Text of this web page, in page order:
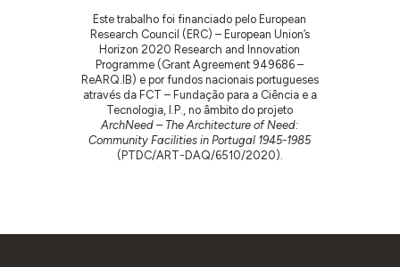
Este trabalho foi financiado pelo European
Research Council (ERC) – European Union’s
Horizon 2020 Research and Innovation
Programme (Grant Agreement 949686 –
ReARQ.IB) e por fundos nacionais portugueses
através da FCT – Fundação para a Ciência e a
Tecnologia, I.P., no âmbito do projeto
ArchNeed – The Architecture of Need:
Community Facilities in Portugal 1945-1985
(PTDC/ART-DAQ/6510/2020).